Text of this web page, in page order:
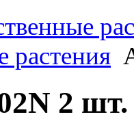
растения
2